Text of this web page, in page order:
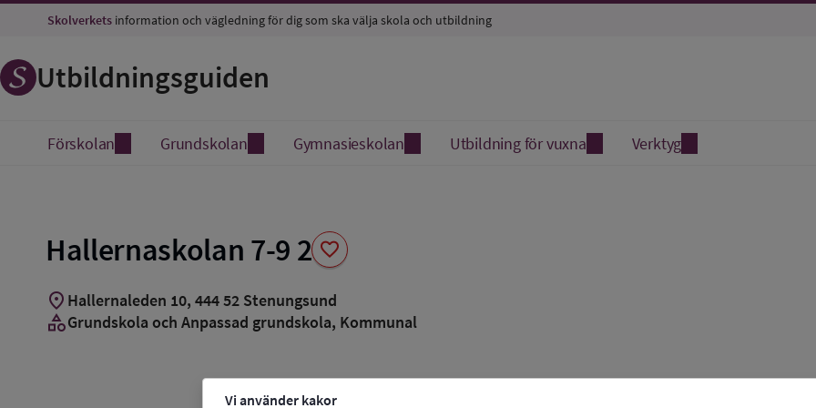
Vi använder kakor
Skolverkets information och vägledning för dig som ska välja skola och utbildning
Utbildningsguiden
Förskolan Grundskolan Gymnasieskolan Utbildning för vuxna Verktyg
Hallernaskolan 7-9 2 favorite
Spara
location_on Hallernaleden 10, 44452 Stenungsund
categoryGrundskola och Anpassad grundskola, Kommunal